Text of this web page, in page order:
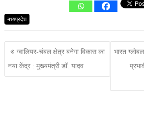
मध्यप्रदेश
ग्वालियर-चंबल क्षेत्र बनेगा विकास का
नया केंद्र : मुख्यमंत्री डॉ. यादव
भारत